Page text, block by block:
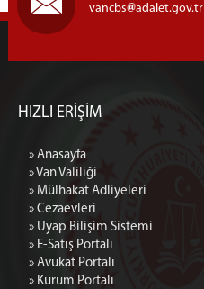
vancbs adalet.gov.tr
HIZLI ERİŞİM
» Anasayfa
» Van Valiliği
» Mülhakat Adliyeleri
» Cezaevleri
» Uyap Bilişim Sistemi
» E-Satış Portalı
» Avukat Portalı
» Kurum Portalı